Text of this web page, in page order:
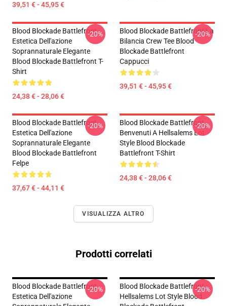
39,51 € - 45,95 €
Blood Blockade Battlefront
Estetica Dell'azione
Soprannaturale Elegante
Blood Blockade Battlefront T-
Shirt
24,38 € - 28,06 €
-20%
Blood Blockade Battlefront La
Bilancia Crew Tee Blood
Blockade Battlefront
Cappucci
39,51 € - 45,95 €
-20%
Blood Blockade Battlefront
Estetica Dell'azione
Soprannaturale Elegante
Blood Blockade Battlefront
Felpe
37,67 € - 44,11 €
-20%
Blood Blockade Battlefront
Benvenuti A Hellsalems Lot
Style Blood Blockade
Battlefront T-Shirt
24,38 € - 28,06 €
-20%
VISUALIZZA ALTRO
Prodotti correlati
Blood Blockade Battlefront
Estetica Dell'azione
-20%
Blood Blockade Battlefront
Hellsalems Lot Style Blood
-20%